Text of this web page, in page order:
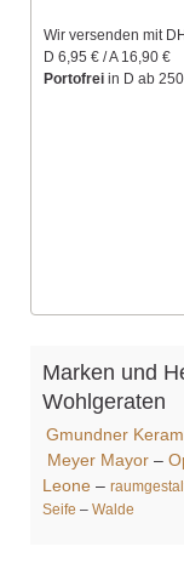
Wir versenden mit
D 6,95 € / A 16,90 €
Portofrei in D ab
Marken und
Wohlgeraten
Gmundner
Meyer Mayor –
Leone –
Seife – Walde